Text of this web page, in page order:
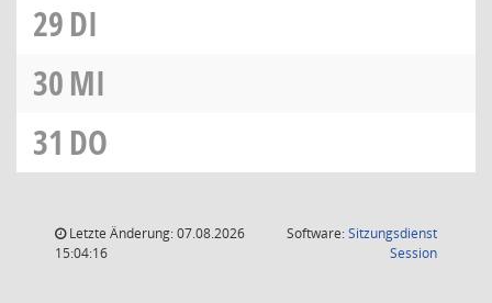
29DI
30MI
31 DO
Letzte Änderung: 07.08.2026
15:04:16
Software:Sitzungsdienst
Session(Wird in